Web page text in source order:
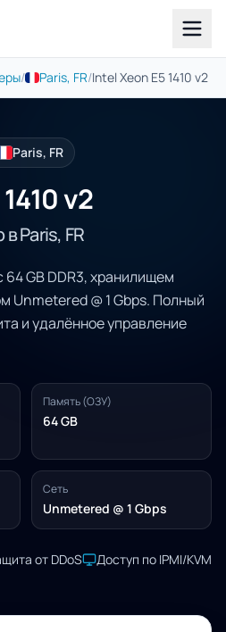
/ Paris, FR/Intel Xeon E5 1410 v2
Paris, FR
v2
Paris, FR
GB DDR3, хранилищем
Unmetered @ 1 Gbps. Полный
и удалённое управление
Память (ОЗУ)
64 GB
Сеть
Unmetered @ 1 Gbps
от DDoS
Доступ по IPMI/KVM